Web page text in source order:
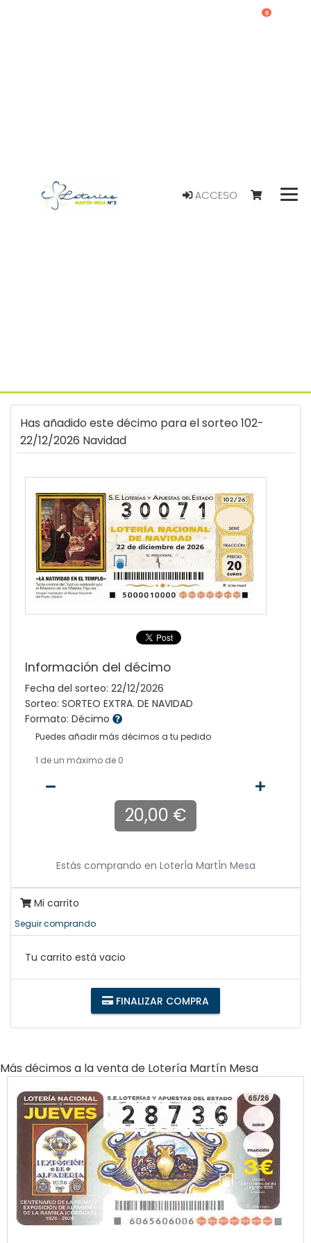
ACCESO
0
Has añadido este décimo para el sorteo 102-
22/12/2026 Navidad
Información del décimo
Fecha del sorteo: 22/12/2026
Sorteo: SORTEO EXTRA. DE NAVIDAD
Formato: Décimo
Puedes añadir más décimos a tu pedido
1 de un máximo de 0
20,00 €
Estás comprando en LoterÍa MartÍn Mesa
Mi carrito
Seguir comprando
Tu carrito está vacio
FINALIZAR COMPRA
Más décimos a la venta de Lotería Martín Mesa